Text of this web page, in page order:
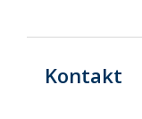
Kontakt